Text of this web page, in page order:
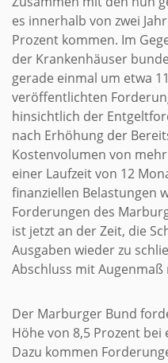
es innerhalb von zwei
Prozent kommen. Im
der Krankenhäuser
gerade einmal um etwa
veröffentlichten
hinsichtlich der
nach Erhöhung der
Kostenvolumen von
einer Laufzeit von 12
finanziellen Belastungen
Forderungen des
ist jetzt an der Zeit, die
Ausgaben wieder zu
Abschluss mit Augenmaß
Der Marburger Bund
Höhe von 8,5 Prozent bei
Dazu kommen